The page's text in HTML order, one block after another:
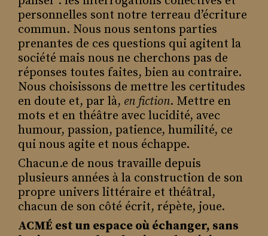
personnelles sont notre terreau d’écriture
commun. Nous nous sentons parties
prenantes de ces questions qui agitent la
société mais nous ne cherchons pas de
réponses toutes faites, bien au contraire.
Nous choisissons de mettre les certitudes
en doute et, par là, en fiction. Mettre en
mots et en théâtre avec lucidité, avec
humour, passion, patience, humilité, ce
qui nous agite et nous échappe.
Chacun.e de nous travaille depuis
plusieurs années à la construction de son
propre univers littéraire et théâtral,
chacun de son côté écrit, répète, joue.
ACMÉ est un espace où échanger, sans
et renouveau. *
Parce que -certains matins- il nous
semble qu’on est allés trop loin dans
la solitude
que le monde se prend la porte de
l’individualité trop fort dans la
tronche
qu’on voudrait parler avec son café
qu’on a peur de son ombre
alors on cherchera à donner une
réalité tangible aux mots en ‘CO’ :
cohabiter / collaboratif / coordonner
/ communauté / coach surfing /
cordon bleu… – et même cooptation
– chiche.